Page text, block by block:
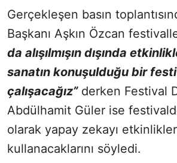
Gerçekleşen basın
Başkanı Aşkın Özcan
da alışılmışın dışında
sanatın konuşulduğu bir
çalışacağız”derken Festival
Abdülhamit Güler ise
olarak yapay zekayı
kullanacaklarını söyledi.